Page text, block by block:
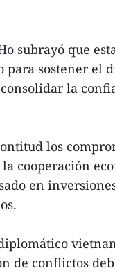
subrayó que
sostener el
la
los
cooperación
en
de conflictos